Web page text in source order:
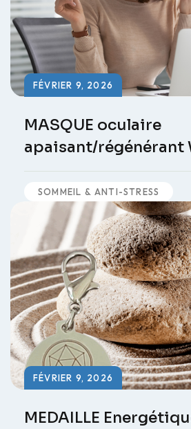
FÉVRIER 9, 2026
MASQUE oculaire
apaisant/régénérant
SOMMEIL & ANTI-STRESS
FÉVRIER 9, 2026
MEDAILLE